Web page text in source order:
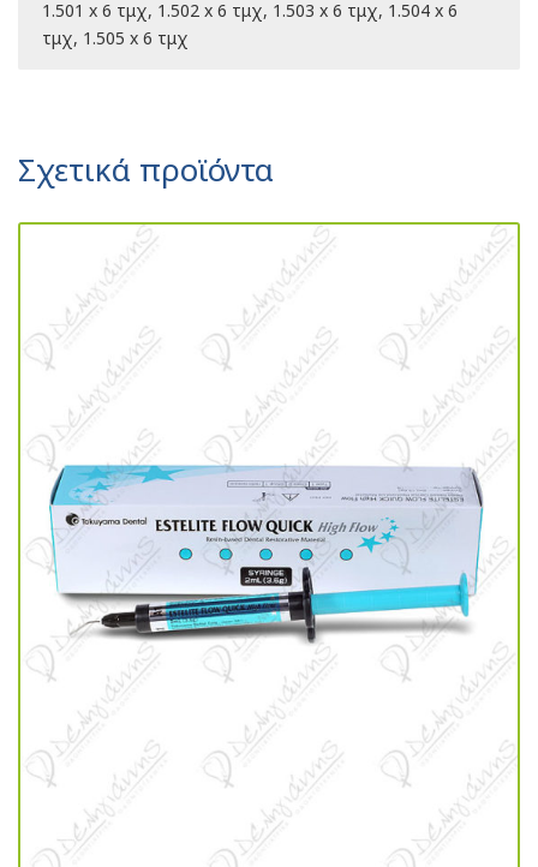
1.501 x 6 τμχ, 1.502 x 6 τμχ, 1.503 x 6 τμχ, 1.504 x 6
τμχ, 1.505 x 6 τμχ
Σχετικά προϊόντα